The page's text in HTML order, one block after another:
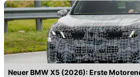
Neuer BMW X5 (2026): Erste